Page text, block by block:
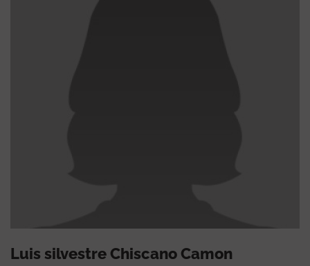
Luis silvestre Chiscano Camon